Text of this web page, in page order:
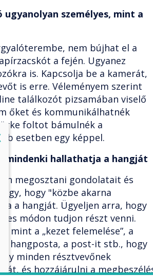
személyes, mint a
nem bújhat el a
a fején. Ugyanez
is. Kapcsolja be a kamerát,
is erre. Véleményem szerint
találkozót pizsamában viselő
őket és kommunikálhatnék
foltot bámulnék a
esetben egy képpel.
mindenki hallathatja a hangját
megosztani gondolatait és
hogy "közbe akarna
a hangját. Ügyeljen arra, hogy
módon tudjon részt venni.
mint a „kezet felemelése”, a
hangposta, a post-it stb., hogy
minden résztvevőnek
és hozzájárulni a